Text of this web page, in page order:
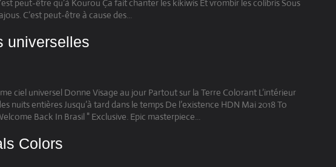
peut-être qu’à Kourou Ça fait chanter les kikiwis Et vrombir les colibris Sous
C’est peut-être à cause des...
universelles
ciel universel Donne Visage au jour Partout sur la Terre Colorant L’intérieur
nuits entières Jusqu’à tard dans le temps De l’existence HDN Mai 2018 To
Back In Brasil " Exclusive. Epic masterpiece...
Colors